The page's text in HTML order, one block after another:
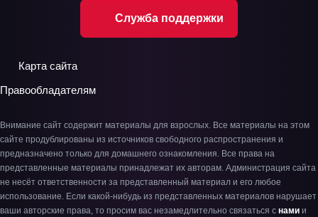
Служба поддержки
Карта сайта
Правообладателям
Внимание сайт содержит материалы для взрослых. Все материалы на этом
сайте продублированы из источников свободного распространения и
предназначено только для домашнего ознакомления. Все права на
представленные материалы принадлежат их авторам. Администрация сайта
не несёт ответственности за представленный материал и его любое
использование. Если какой-нибудь из представленных материалов нарушает
ваши авторские права, то просим вас незамедлительно связаться с нами и